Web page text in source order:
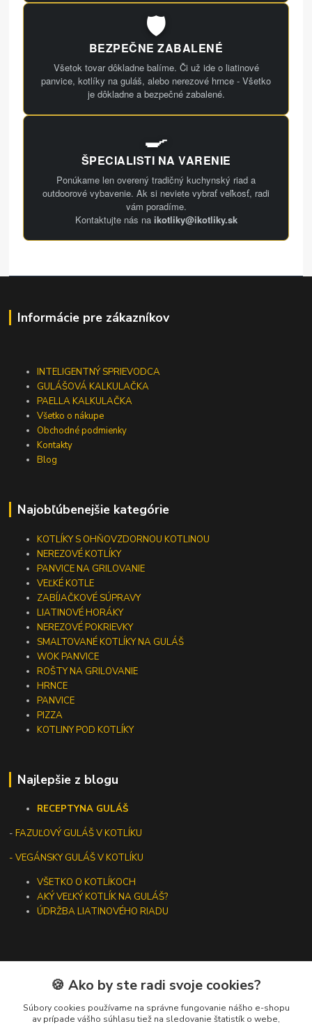
🛡️
BEZPEČNE ZABALENÉ
Všetok tovar dôkladne balíme. Či už ide o liatinové
panvice, kotlíky na guláš, alebo nerezové hrnce - Všetko
je dôkladne a bezpečné zabalené.
🍳
ŠPECIALISTI NA VARENIE
Ponúkame len overený tradičný kuchynský riad a
outdoorové vybavenie. Ak si neviete vybrať veľkosť, radi
vám poradíme.
Kontaktujte nás na ikotliky@ikotliky.sk
Informácie pre zákazníkov
INTELIGENTNÝ SPRIEVODCA
GULÁŠOVÁ KALKULAČKA
PAELLA KALKULAČKA
Všetko o nákupe
Obchodné podmienky
Kontakty
Blog
Najobľúbenejšie kategórie
KOTLÍKY S OHŇOVZDORNOU KOTLINOU
NEREZOVÉ KOTLÍKY
PANVICE NA GRILOVANIE
VEĽKÉ KOTLE
ZABÍJAČKOVÉ SÚPRAVY
LIATINOVÉ HORÁKY
NEREZOVÉ POKRIEVKY
SMALTOVANÉ KOTLÍKY NA GULÁŠ
WOK PANVICE
ROŠTY NA GRILOVANIE
HRNCE
PANVICE
PIZZA
KOTLINY POD KOTLÍKY
Najlepšie z blogu
RECEPTYNA GULÁŠ
-FAZUĽOVÝ GULÁŠ V KOTLÍKU
- VEGÁNSKY GULÁŠ V KOTLÍKU
VŠETKO O KOTLÍKOCH
AKÝ VEĽKÝ KOTLÍK NA GULÁŠ?
ÚDRŽBA LIATINOVÉHO RIADU
Kontakty
+421 919 275 553
🍪 Ako by ste radi svoje cookies?
Súbory cookies používame na správne fungovanie nášho e-shopu
av prípade vášho súhlasu tiež na sledovanie štatistík o webe,